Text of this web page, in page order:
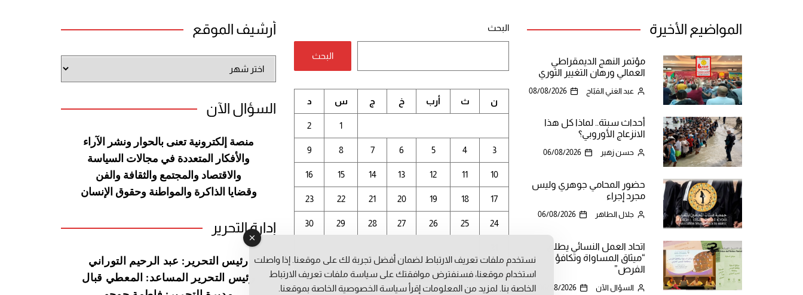
المواضيع الأخيرة
مؤتمر النهج الديمقراطي
العمالي ورهان التغيير الثوري
عبد الغني القبّاج 08/08/2026
أحداث سبتة.. لماذا كل هذا
الانزعاج الأوروبي؟
حسن زهير 06/08/2026
حضور المحامي جوهري وليس
مجرد إجراء
جلال الطاهر 06/08/2026
اتحاد العمل النسائي يطلق
“ميثاق المساواة وتكافؤ
الفرص”
السؤال الآن 06/08/2026
البحث
البحث
أغسطس 2026
ن ث أرب خ ج س د
1
2
3
4
5
6
7
8
9
10
11
12
13
14
15
16
17
18
19
20
21
22
23
24
25
26
27
28
29
30
أرشيف الموقع
الموقع
السؤال الآن
منصة إلكترونية تعنى بالحوار ونشر
الآراء
والأفكار المتعددة في مجالات السياسة
والاقتصاد والمجتمع والثقافة والفن
وقضايا الذاكرة والمواطنة وحقوق الإنسان
إدارة التحرير
رئيس التحرير: عبد الرحيم التوراني
رئيس التحرير المساعد: المعطي قبال
نستخدم ملفات تعريف الارتباط لضمان أفضل تجربة لك على موقعنا. إذا واصلت
استخدام موقعنا، فسنفترض موافقتك على سياسة ملفات تعريف الارتباط
الخاصة بنا. لمزيد من المعلومات إقرأ سياسة الخصوصيةالخاصة بموقعنا.